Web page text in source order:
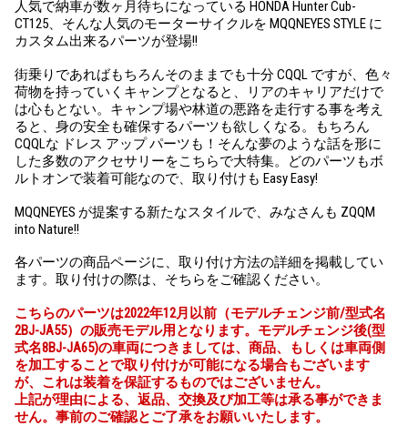
人気で納車が数ヶ月待ちになっている HONDA Hunter Cub-
CT125、そんな人気のモーターサイクルを MQQNEYES STYLE に
カスタム出来るパーツが登場!!
街乗りであればもちろんそのままでも十分 CQQL ですが、色々
荷物を持っていくキャンプとなると、リアのキャリアだけで
は心もとない。キャンプ場や林道の悪路を走行する事を考え
ると、身の安全も確保するパーツも欲しくなる。もちろん
CQQLな ドレス アップ パーツも！そんな夢のような話を形に
した多数のアクセサリーをこちらで大特集。どのパーツもボ
ルトオンで装着可能なので、取り付けも Easy Easy!
MQQNEYES が提案する新たなスタイルで、みなさんも ZQQM
into Nature!!
各パーツの商品ページに、取り付け方法の詳細を掲載してい
ます。取り付けの際は、そちらをご確認ください。
こちらのパーツは2022年12月以前（モデルチェンジ前/型式名
2BJ-JA55）の販売モデル用となります。モデルチェンジ後(型
式名8BJ-JA65)の車両につきましては、商品、もしくは車両側
を加工することで取り付けが可能になる場合もございます
が、これは装着を保証するものではございません。
上記が理由による、返品、交換及び加工等は承る事ができま
せん。事前のご確認とご了承をお願いいたします。